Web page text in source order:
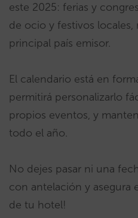
este 2025: ferias y
de ocio y festivos locales,
principal país emisor.
El calendario está en
permitirá personalizarlo
propios eventos, y
todo el año.
No dejes pasar ni una
con antelación y asegura
de tu hotel!